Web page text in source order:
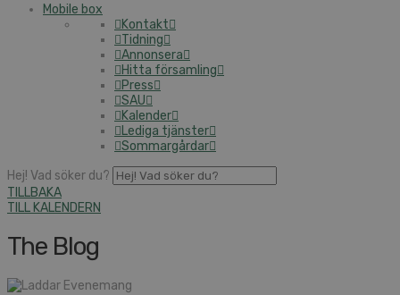
Mobile box
Kontakt
Tidning
Annonsera
Hitta församling
Press
SAU
Kalender
Lediga tjänster
Sommargårdar
Hej! Vad söker du?
TILLBAKA
TILL KALENDERN
The Blog